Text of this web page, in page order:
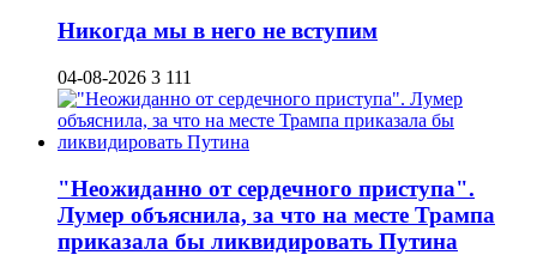
Никогда мы в него не вступим
04-08-2026 3 111
"Неожиданно от сердечного приступа".
Лумер объяснила, за что на месте Трампа
приказала бы ликвидировать Путина